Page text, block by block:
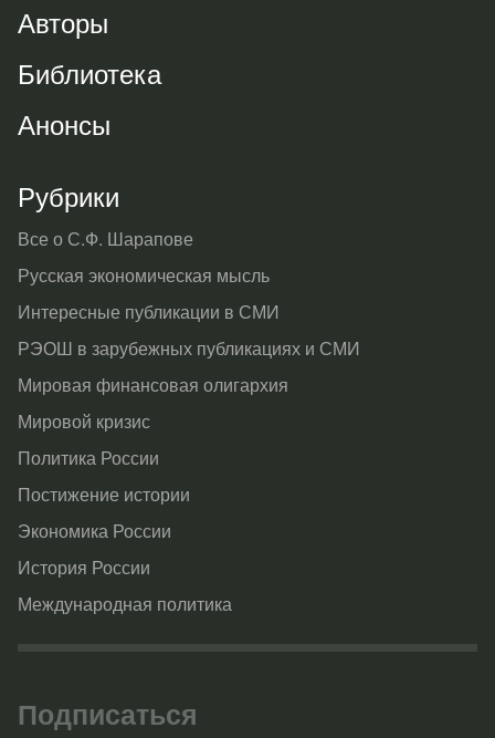
Авторы
Библиотека
Анонсы
Рубрики
Все о С.Ф. Шарапове
Русская экономическая мысль
Интересные публикации в СМИ
РЭОШ в зарубежных публикациях и СМИ
Мировая финансовая олигархия
Мировой кризис
Политика России
Постижение истории
Экономика России
История России
Международная политика
Подписаться